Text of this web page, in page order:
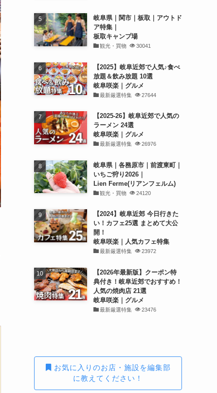
岐阜県｜関市｜板取｜アウトド
ア特集｜
板取キャンプ場
観光・買物 30041
【2025】岐阜近郊で人気♪食べ
放題＆飲み放題 10選
岐阜咲楽｜グルメ
最新厳選特集 27644
【2025-26】岐阜近郊で人気の
ラーメン 24選
岐阜咲楽｜グルメ
最新厳選特集 26976
岐阜県｜各務原市｜前渡東町｜
いちご狩り2026｜
Lien Ferme(リアンフェルム)
観光・買物 24120
【2024】岐阜近郊 今日行きた
い！カフェ25選 まとめて大公
開！
岐阜咲楽｜人気カフェ特集
最新厳選特集 23972
【2026年最新版】クーポン特
典付き！岐阜近郊でおすすめ！
人気の焼肉店 21選
岐阜咲楽｜グルメ
最新厳選特集 23476
お気に入りのお店・施設を編集部
に教えてください！